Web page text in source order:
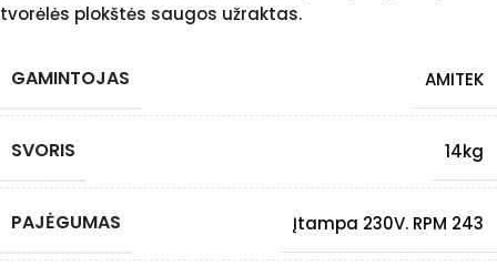
tvorėlės plokštės saugos užraktas.
GAMINTOJAS AMITEK
SVORIS 14kg
PAJĖGUMAS Įtampa 230V. RPM 243